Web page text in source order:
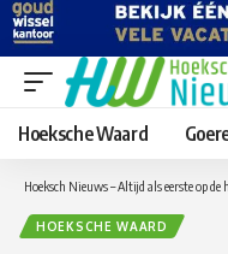
Hoeksche Waard
Hoeksch Nieuws – Altijd als eerste op de
HOEKSCHE WAARD